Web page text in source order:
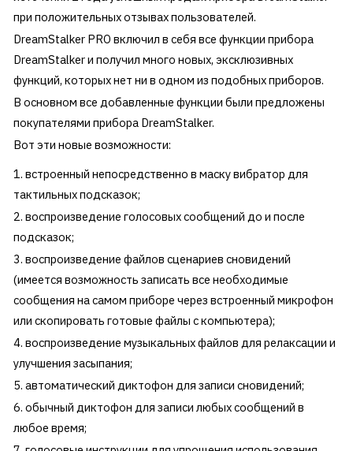
при положительных отзывах пользователей.
DreamStalker PRO включил в себя все функции прибора
DreamStalker и получил много новых, эксклюзивных
функций, которых нет ни в одном из подобных приборов.
В основном все добавленные функции были предложены
покупателями прибора DreamStalker.
Вот эти новые возможности:
встроенный непосредственно в маску вибратор для
тактильных подсказок;
воспроизведение голосовых сообщений до и после
подсказок;
воспроизведение файлов сценариев сновидений
(имеется возможность записать все необходимые
сообщения на самом приборе через встроенный микрофон
или скопировать готовые файлы с компьютера);
воспроизведение музыкальных файлов для релаксации и
улучшения засыпания;
автоматический диктофон для записи сновидений;
обычный диктофон для записи любых сообщений в
любое время;